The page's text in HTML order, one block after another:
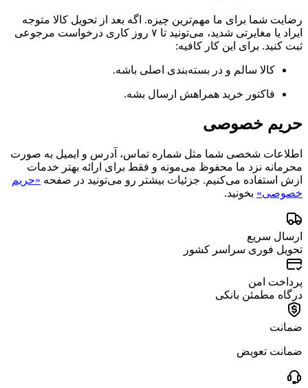
رضایت شما برای ما مهم‌ترین چیزه. اگه بعد از تحویل کالا متوجه
ایراد یا مغایرتی شدید، می‌تونید تا ۷ روز کاری درخواست مرجوعی
ثبت کنید. برای این کار کافیه:
کالا سالم و در بسته‌بندی اصلی باشه.
فاکتور خرید همراهش ارسال بشه.
حریم خصوصی
اطلاعات شخصی شما مثل شماره تماس، آدرس و ایمیل به صورت
محرمانه نزد ما محفوظ می‌مونه و فقط برای ارائه بهتر خدمات
ازش استفاده می‌کنیم. جزئیات بیشتر رو می‌تونید در صفحه «حریم
خصوصی» بخونید.
ارسال سریع
تحویل فوری سراسر کشور
پرداخت امن
درگاه مطمئن بانکی
ضمانت
ضمانت تعویض